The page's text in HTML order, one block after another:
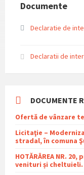
Documente
Declaratie de
Declaratii de
DOCUMENTE
Ofertă de vânzare
Licitaţie –
stradal, în comuna
HOTĂRÂREA NR.
venituri și cheltuieli.